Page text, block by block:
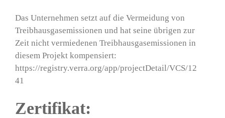
Das Unternehmen setzt auf die Vermeidung von
Treibhausgasemissionen und hat seine übrigen zur
Zeit nicht vermiedenen Treibhausgasemissionen in
diesem Projekt kompensiert:
https://registry.verra.org/app/projectDetail/VCS/12
41
Zertifikat: